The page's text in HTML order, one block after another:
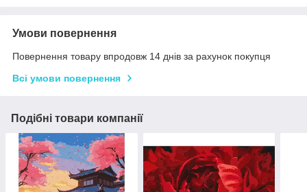
Умови повернення
Повернення товару впродовж 14 днів за рахунок покупця
Всі умови повернення
Подібні товари компанії